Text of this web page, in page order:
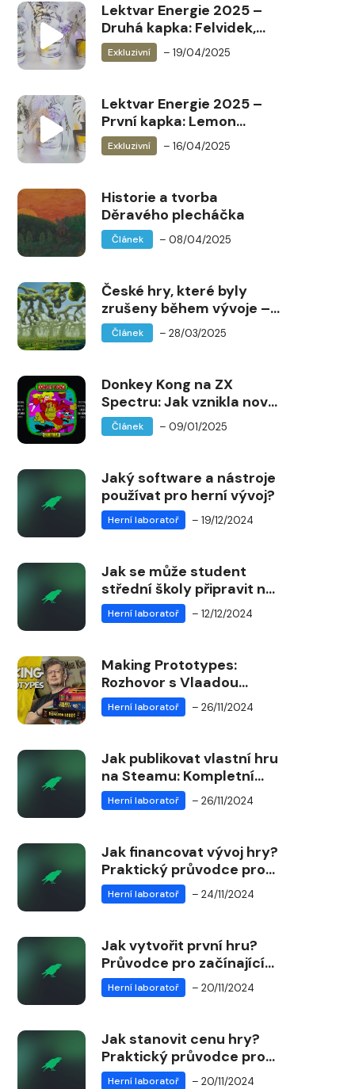
Lektvar Energie 2025 –
Druhá kapka: Felvidek,
Arctis, Trace of Nothing
Exkluzivní – 19/04/2025
Lektvar Energie 2025 –
První kapka: Lemon
Horse, MAMLAS-1,
Pinningpoint
Exkluzivní – 16/04/2025
Historie a tvorba
Děravého plecháčka
Článek – 08/04/2025
České hry, které byly
zrušeny během vývoje –
REFUSION od Gumpanela
Entertainment
Článek – 28/03/2025
Donkey Kong na ZX
Spectru: Jak vznikla nová
verze legendární hry
Článek – 09/01/2025
Jaký software a nástroje
používat pro herní vývoj?
Herní laboratoř – 19/12/2024
Jak se může student
střední školy připravit na
kariéru herního vývojáře?
Herní laboratoř – 12/12/2024
Making Prototypes:
Rozhovor s Vlaadou
Chvátilem o tvorbě
deskových her
Herní laboratoř – 26/11/2024
Jak publikovat vlastní hru
na Steamu: Kompletní
průvodce pro vývojáře
Herní laboratoř – 26/11/2024
Jak financovat vývoj hry?
Praktický průvodce pro
začínající vývojáře
Herní laboratoř – 24/11/2024
Jak vytvořit první hru?
Průvodce pro začínající
vývojáře
Herní laboratoř – 20/11/2024
Jak stanovit cenu hry?
Praktický průvodce pro
vývojáře
Herní laboratoř – 20/11/2024